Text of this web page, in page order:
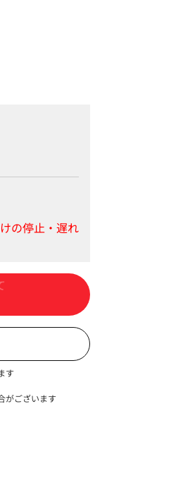
す
がございます